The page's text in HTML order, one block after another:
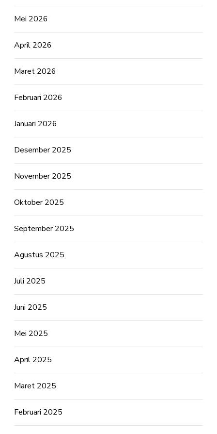
Mei 2026
April 2026
Maret 2026
Februari 2026
Januari 2026
Desember 2025
November 2025
Oktober 2025
September 2025
Agustus 2025
Juli 2025
Juni 2025
Mei 2025
April 2025
Maret 2025
Februari 2025